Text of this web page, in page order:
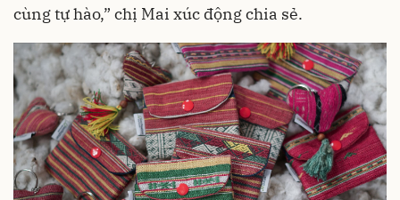
cùng tự hào,” chị Mai xúc động chia sẻ.